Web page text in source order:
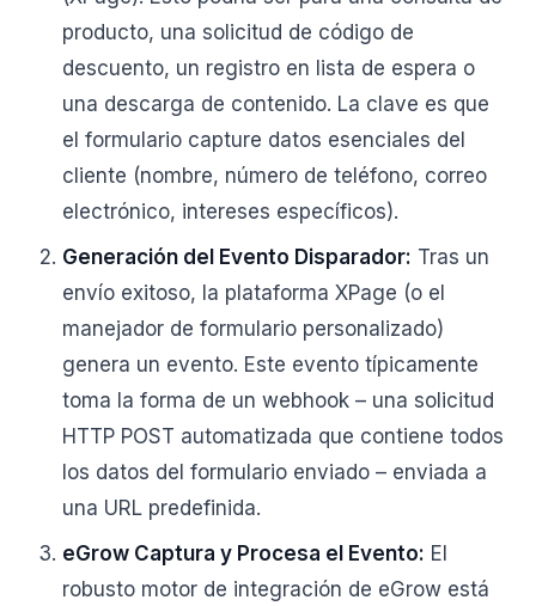
producto, una solicitud de código de
descuento, un registro en lista de espera o
una descarga de contenido. La clave es que
el formulario capture datos esenciales del
cliente (nombre, número de teléfono, correo
electrónico, intereses específicos).
Generación del Evento Disparador: Tras un
envío exitoso, la plataforma XPage (o el
manejador de formulario personalizado)
genera un evento. Este evento típicamente
toma la forma de un webhook – una solicitud
HTTP POST automatizada que contiene todos
los datos del formulario enviado – enviada a
una URL predefinida.
eGrow Captura y Procesa el Evento: El
robusto motor de integración de eGrow está